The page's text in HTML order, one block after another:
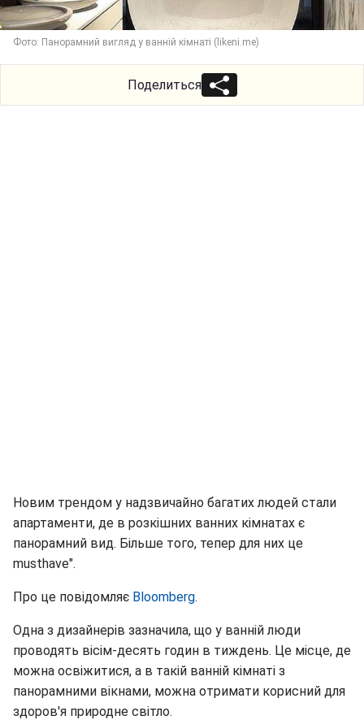
Фото: Панорамний вигляд у ванній кімнаті (likeni.me)
Поделиться
Новим трендом у надзвичайно багатих людей стали
апартаменти, де в розкішних ванних кімнатах є
панорамний вид. Більше того, тепер для них це
musthave".
Про це повідомляє Bloomberg.
Одна з дизайнерів зазначила, що у ванній люди
проводять вісім-десять годин в тиждень. Це місце, де
можна освіжитися, а в такій ванній кімнаті з
панорамними вікнами, можна отримати корисний для
здоров'я природне світло.